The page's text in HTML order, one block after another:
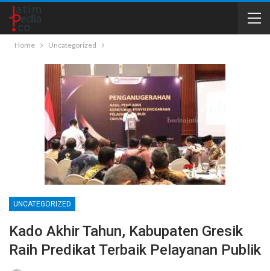
Home Uncategorized
UNCATEGORIZED
Kado Akhir Tahun, Kabupaten Gresik
Raih Predikat Terbaik Pelayanan Publik